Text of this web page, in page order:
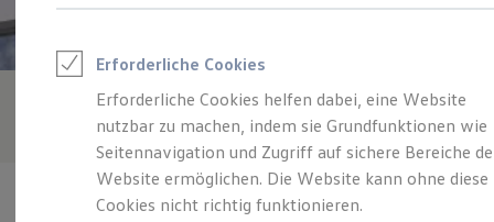
Zubehör- und Serviceangebote
Leasing
Leasing-Angebote
Gebrauchtwagen Leasing
Junge Gebrauchtwagen-Leasing
Elektroauto Leasing
Kleinwagen-Leasing
Leasing ohne Anzahlung
Finanzierung
Erforderliche Cookies
Erforderliche Cookies helfen dabei, eine Website
nutzbar zu machen, indem sie Grundfunktionen wie
Seitennavigation und Zugriff auf sichere Bereiche
Website ermöglichen. Die Website kann ohne diese
Cookies nicht richtig funktionieren.